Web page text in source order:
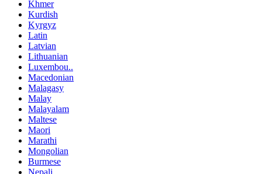
Khmer
Kurdish
Kyrgyz
Latin
Latvian
Lithuanian
Luxembou..
Macedonian
Malagasy
Malay
Malayalam
Maltese
Maori
Marathi
Mongolian
Burmese
Nepali